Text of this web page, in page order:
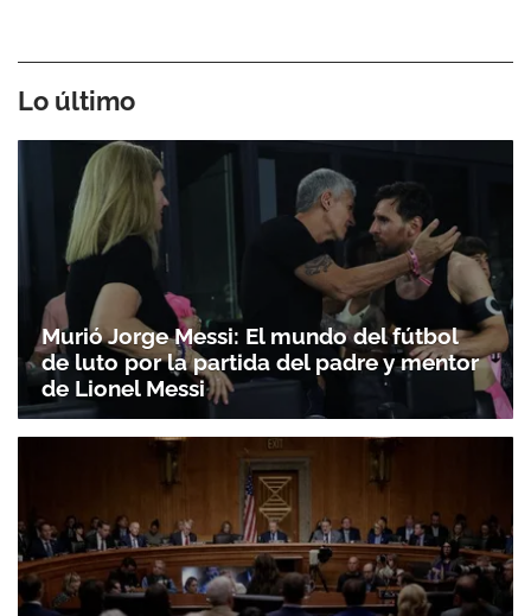
Lo último
Murió Jorge Messi: El mundo del fútbol
de luto por la partida del padre y mentor
de Lionel Messi